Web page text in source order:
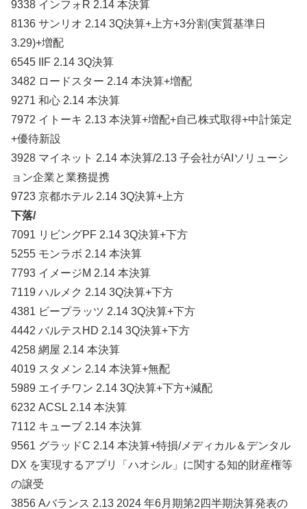
9338 インフォR 2.14 本決算
8136 サンリオ 2.14 3Q決算+上方+3分割(実質基準日
3.29)+増配
6545 IIF 2.14 3Q決算
3482 ロードスター 2.14 本決算+増配
9271 和心 2.14 本決算
7972 イトーキ 2.13 本決算+増配+自己株式取得+中計策定
+優待新設
3928 マイネット 2.14 本決算/2.13 子会社がAIソリューシ
ョン企業と業務提携
9723 京都ホテル 2.14 3Q決算+上方
下落/
7091 リビングPF 2.14 3Q決算+下方
5255 モンラボ 2.14 本決算
7793 イメージM 2.14 本決算
7119 ハルメク 2.14 3Q決算+下方
4381 ビープラッツ 2.14 3Q決算+下方
4442 バルテスHD 2.14 3Q決算+下方
4258 網屋 2.14 本決算
4019 スタメン 2.14 本決算+無配
5989 エイチワン 2.14 3Q決算+下方+減配
6232 ACSL 2.14 本決算
7112 キューブ 2.14 本決算
9561 グラッドC 2.14 本決算+特損/メディカル＆デンタル
DX を実現するアプリ「ハオシル」に関する知的財産権等
の譲受
3856 Aバランス 2.13 2024 年6月期第2四半期決算発表の